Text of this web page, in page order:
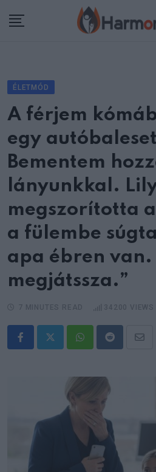
ÉLETMÓD
A férjem
egy
Bementem
lányunkkal.
megszorította
a fülembe
apa ébren van.
megjátssza.”
WhatsappReddit